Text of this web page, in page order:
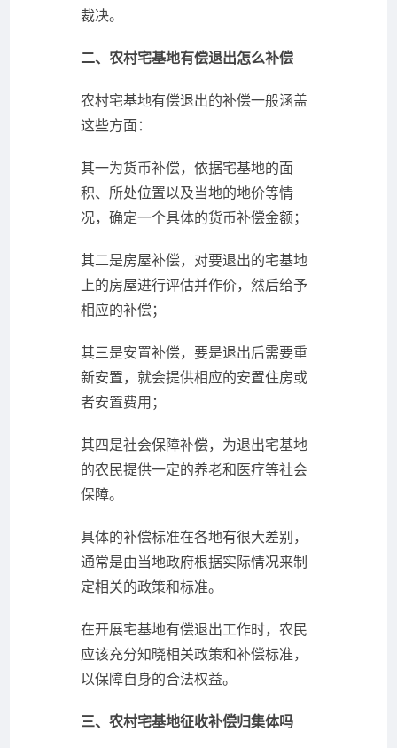
裁决。
二、农村宅基地有偿退出怎么补偿
农村宅基地有偿退出的补偿一般涵盖
这些方面：
其一为货币补偿，依据宅基地的面
积、所处位置以及当地的地价等情
况，确定一个具体的货币补偿金额；
其二是房屋补偿，对要退出的宅基地
上的房屋进行评估并作价，然后给予
相应的补偿；
其三是安置补偿，要是退出后需要重
新安置，就会提供相应的安置住房或
者安置费用；
其四是社会保障补偿，为退出宅基地
的农民提供一定的养老和医疗等社会
保障。
具体的补偿标准在各地有很大差别，
通常是由当地政府根据实际情况来制
定相关的政策和标准。
在开展宅基地有偿退出工作时，农民
应该充分知晓相关政策和补偿标准，
以保障自身的合法权益。
三、农村宅基地征收补偿归集体吗